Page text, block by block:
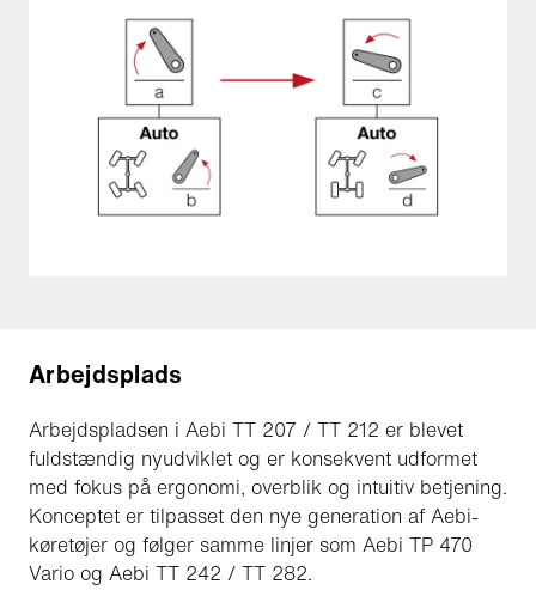
Arbejdsplads
Arbejdspladsen i Aebi TT 207 / TT 212 er blevet
fuldstændig nyudviklet og er konsekvent udformet
med fokus på ergonomi, overblik og intuitiv betjening.
Konceptet er tilpasset den nye generation af Aebi-
køretøjer og følger samme linjer som Aebi TP 470
Vario og Aebi TT 242 / TT 282.